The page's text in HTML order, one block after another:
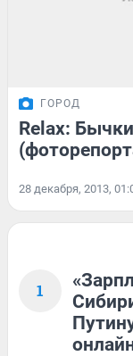
ГОРОД
Relax:
28 декабря, 2013,
1